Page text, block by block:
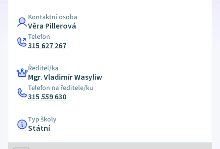
Kontaktní osoba
Věra Pillerová
Telefon
315 627 267
Ředitel/ka
Mgr. Vladimír Wasyliw
Telefon na ředitele/ku
315 559 630
Typ školy
Státní